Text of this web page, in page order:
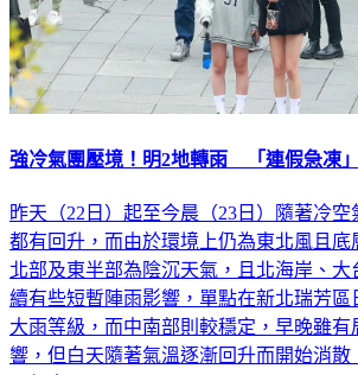
強冷氣團壓境！明2地轉雨 「連假急凍
昨天（22日）起至今晨（23日）隨著冷
都有回升，而由於環境上仍為東北風且底
北部及東半部為陰沉天氣，且北海岸、
續有些短暫陣雨影響，單點在新北瑞芳區
大雨等級，而中南部則較穩定，早晚雖有
響，但白天隨著氣溫逐漸回升而開始消散